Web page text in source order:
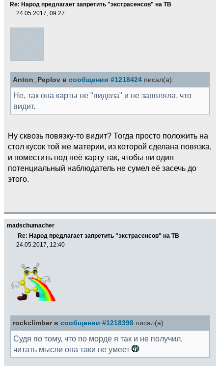
Re: Народ предлагает запретить "экстрасенсов" на ТВ
24.05.2017, 09:27
Anton_Peplov в сообщении #1218424 писал(а):
Не, так она карты не "видела" и не заявляла, что
видит.
Ну сквозь повязку-то видит? Тогда просто положить на
стол кусок той же материи, из которой сделана повязка,
и поместить под неё карту так, чтобы ни один
потенциальный наблюдатель не сумел её засечь до
этого.
madschumacher
Re: Народ предлагает запретить "экстрасенсов" на ТВ
24.05.2017, 12:40
rockclimber в сообщении #1218398 писал(а):
Судя по тому, что по морде я так и не получил,
читать мысли она таки не умеет